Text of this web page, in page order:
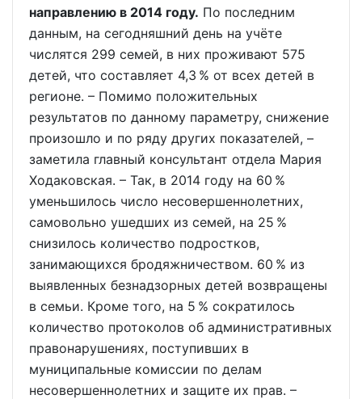
направлению в 2014 году. По последним
данным, на сегодняшний день на учёте
числятся 299 семей, в них проживают 575
детей, что составляет 4,3 % от всех детей в
регионе. – Помимо положительных
результатов по данному параметру, снижение
произошло и по ряду других показателей, –
заметила главный консультант отдела Мария
Ходаковская. – Так, в 2014 году на 60 %
уменьшилось число несовершеннолетних,
самовольно ушедших из семей, на 25 %
снизилось количество подростков,
занимающихся бродяжничеством. 60 % из
выявленных безнадзорных детей возвращены
в семьи. Кроме того, на 5 % сократилось
количество протоколов об административных
правонарушениях, поступивших в
муниципальные комиссии по делам
несовершеннолетних и защите их прав. –